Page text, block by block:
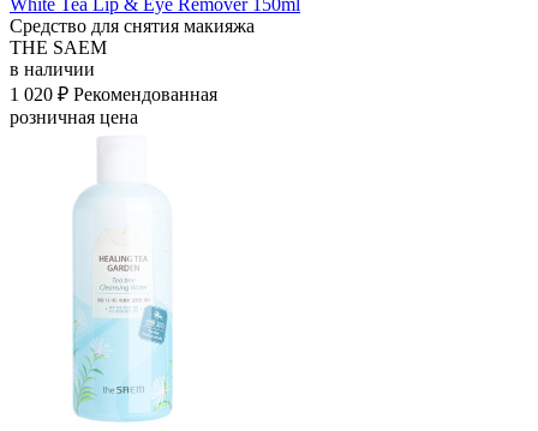
White Tea Lip & Eye Remover 150ml
Средство для снятия макияжа
THE SAEM
в наличии
1 020 ₽ Рекомендованная
розничная цена